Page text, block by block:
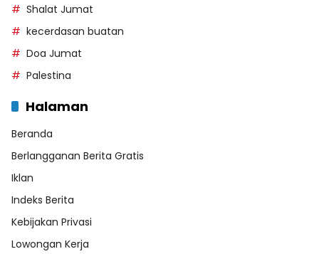
Shalat Jumat
kecerdasan buatan
Doa Jumat
Palestina
Halaman
Beranda
Berlangganan Berita Gratis
Iklan
Indeks Berita
Kebijakan Privasi
Lowongan Kerja